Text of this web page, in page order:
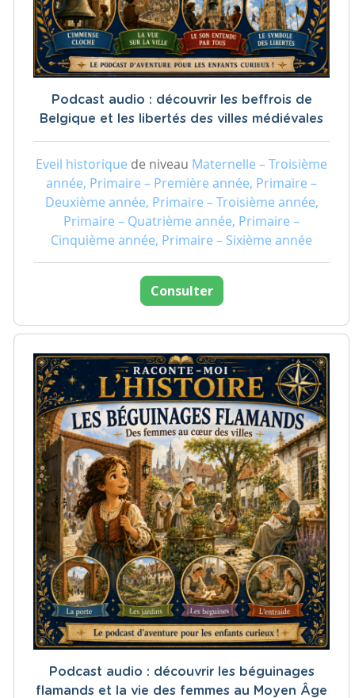
Podcast audio : découvrir les beffrois de
Belgique et les libertés des villes médiévales
Eveil historique de niveau Maternelle – Troisième
année, Primaire – Première année, Primaire –
Deuxième année, Primaire – Troisième année,
Primaire – Quatrième année, Primaire –
Cinquième année, Primaire – Sixième année
Consulter
Podcast audio : découvrir les béguinages
flamands et la vie des femmes au Moyen Âge